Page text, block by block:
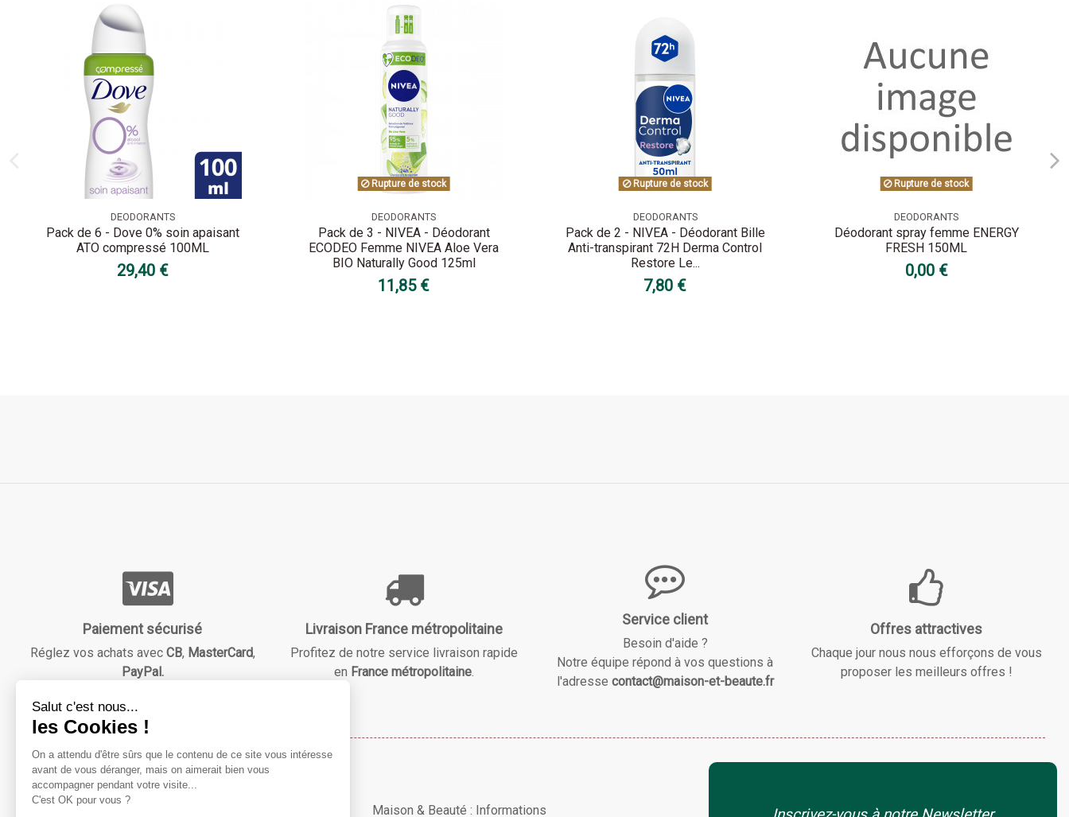
DEODORANTS
Pack de 6 - Dove 0% soin apaisant
ATO compressé 100ML
29,40 €
Rupture de stock
DEODORANTS
Pack de 3 - NIVEA - Déodorant
ECODEO Femme NIVEA Aloe Vera
BIO Naturally Good 125ml
11,85 €
Rupture de stock
DEODORANTS
Pack de 2 - NIVEA - Déodorant Bille
Anti-transpirant 72H Derma Control
Restore Le...
7,80 €
Rupture de stock
DEODORANTS
Déodorant spray femme ENERGY
FRESH 150ML
0,00 €
Paiement sécurisé
Réglez vos achats avec CB, MasterCard,
PayPal.
Livraison France métropolitaine
Profitez de notre service livraison rapide
en France métropolitaine.
Service client
Besoin d'aide ?
Notre équipe répond à vos questions à
l'adresse contact@maison-et-beaute.fr
Offres attractives
Chaque jour nous nous efforçons de vous
proposer les meilleurs offres !
Maison & Beauté
Notre mission ?
Maison & Beauté : Informations